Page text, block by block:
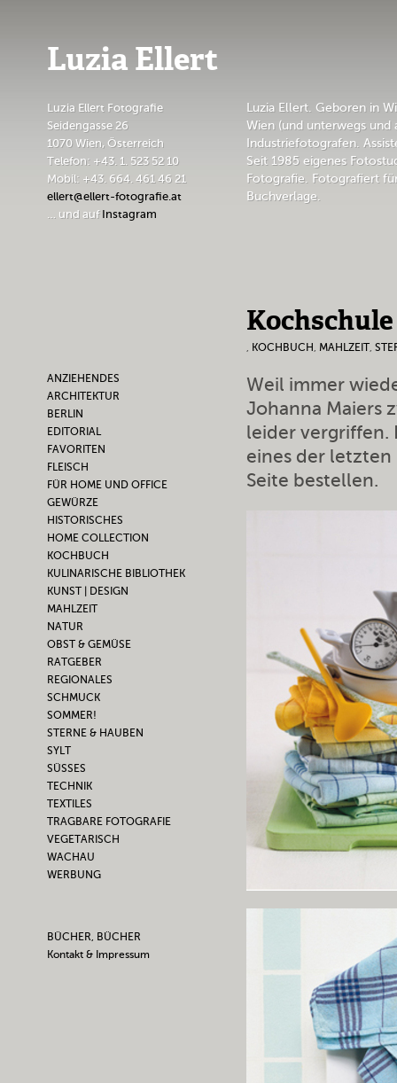
Luzia Ellert
Luzia Ellert Fotografie
Seidengasse 26
1070 Wien, Österreich
Telefon: +43. 1. 523 52 10
Mobil: +43. 664. 461 46 21
ellert@ellert-fotografie.at
… und auf Instagram
Luzia Ellert. Geboren in
Wien (und unterwegs
Industriefotografen.
Seit 1985 eigenes
Fotografie. Fotografiert
Buchverlage.
ANZIEHENDES
ARCHITEKTUR
BERLIN
EDITORIAL
FAVORITEN
FLEISCH
FÜR HOME UND OFFICE
GEWÜRZE
HISTORISCHES
HOME COLLECTION
KOCHBUCH
KULINARISCHE BIBLIOTHEK
KUNST | DESIGN
MAHLZEIT
NATUR
OBST & GEMÜSE
RATGEBER
REGIONALES
SCHMUCK
SOMMER!
STERNE & HAUBEN
SYLT
SÜSSES
TECHNIK
TEXTILES
TRAGBARE FOTOGRAFIE
VEGETARISCH
WACHAU
WERBUNG
BÜCHER, BÜCHER
Kontakt & Impressum
Kochschule
, KOCHBUCH , MAHLZEIT,
Weil immer
Johanna Maiers
leider vergriffen.
eines der
Seite bestellen.